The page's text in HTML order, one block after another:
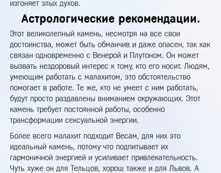
изгоняет злых духов.
Астрологические рекомендации.
Этот великолепный камень, несмотря на все свои
достоинства, может быть обманчив и даже опасен, так как
связан одновременно с Венерой и Плутоном. Он может
вызвать нездоровый интерес к тому, кто его носит. Людям,
умеющим работать с малахитом, это обстоятельство
помогает в работе. Те же, кто не умеет с ним работать,
будут просто раздавлены вниманием окружающих. Этот
камень требует постоянной работы, особенно
трансформации сексуальной энергии.
Более всего малахит подходит Весам, для них это
идеальный камень, потому что подпитывает их
гармоничной энергией и усиливает привлекательность.
Чуть хуже он для Тельцов, хорош также и для Львов. А